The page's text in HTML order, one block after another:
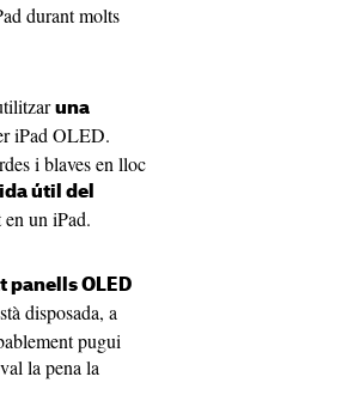
durant molts
una
iPad OLED.
i blaves en lloc
útil del
un iPad.
panells OLED
disposada, a
pugui
la pena la